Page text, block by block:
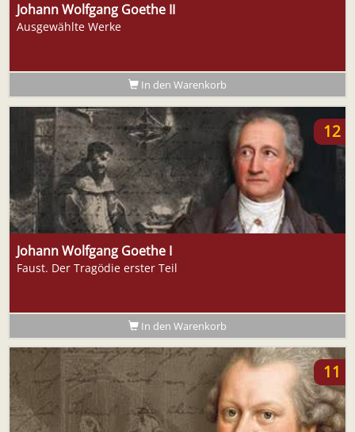
Johann Wolfgang Goethe II
Ausgewählte Werke
In den Warenkorb
12
Johann Wolfgang Goethe I
Faust. Der Tragödie erster Teil
In den Warenkorb
11